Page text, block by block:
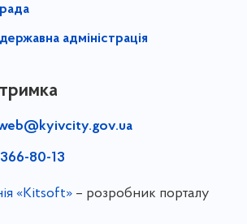
адміністрація
80-13
«Kitsoft»– розробник порталу